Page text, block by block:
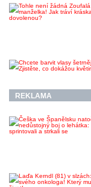
REKLAMA